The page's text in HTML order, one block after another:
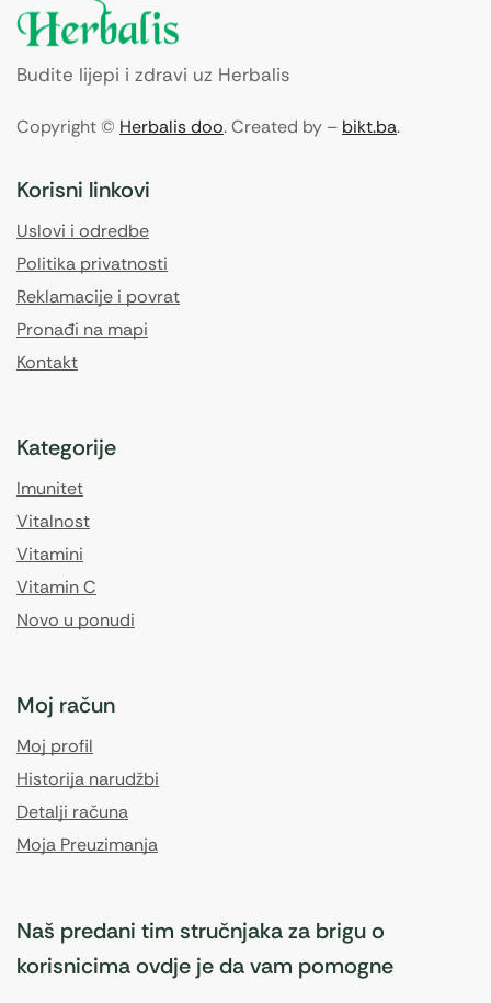
Budite lijepi i zdravi uz Herbalis
Copyright © Herbalis doo. Created by – bikt.ba.
Korisni linkovi
Uslovi i odredbe
Politika privatnosti
Reklamacije i povrat
Pronađi na mapi
Kontakt
Kategorije
Imunitet
Vitalnost
Vitamini
Vitamin C
Novo u ponudi
Moj račun
Moj profil
Historija narudžbi
Detalji računa
Moja Preuzimanja
Naš predani tim stručnjaka za brigu o
korisnicima ovdje je da vam pomogne